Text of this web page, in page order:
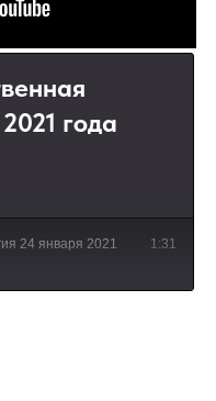
года
24 января 2021
1:31